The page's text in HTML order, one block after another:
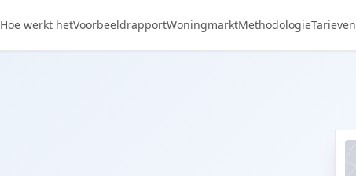
Hoe werkt hetVoorbeeldrapportWoningmarktMethodologieTarieven